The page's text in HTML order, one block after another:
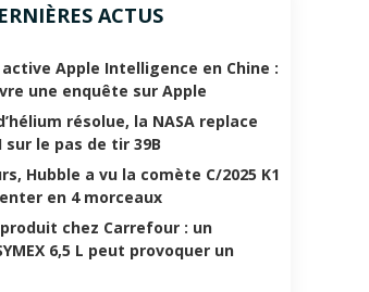
ACTUS
active Apple Intelligence en Chine :
une enquête sur Apple
résolue, la NASA replace
le pas de tir 39B
Hubble a vu la comète C/2025 K1
en 4 morceaux
chez Carrefour : un
6,5 L peut provoquer un